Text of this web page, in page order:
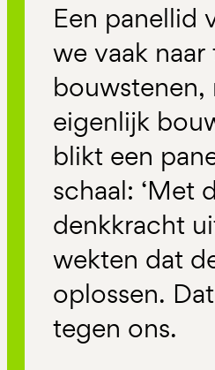
Een panellid
we vaak
bouwstenen,
eigenlijk
blikt een
schaal: ‘Met
denkkracht
wekten dat
oplossen.
tegen ons.